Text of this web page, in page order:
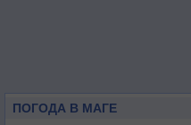
ПОГОДА В МАГЕ